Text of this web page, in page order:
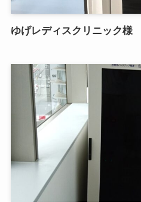
ゆげレディスクリニック様